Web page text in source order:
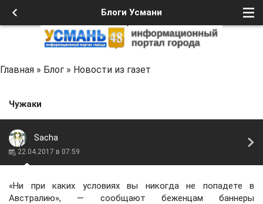
Блоги Усмани
Главная » Блог » Новости из газет
Чужаки
Sacha
22.04.2017 в 07:59
«Ни при каких условиях вы никогда не попадете в
Австралию», — сообщают беженцам баннеры